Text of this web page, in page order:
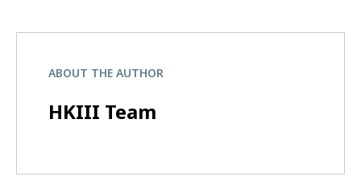
ABOUT THE AUTHOR
HKIII Team